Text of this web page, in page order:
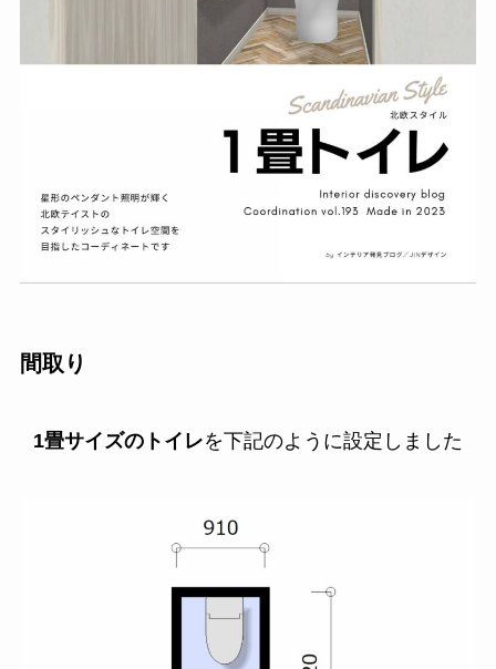
間取り
1畳サイズのトイレを下記のように設定しました